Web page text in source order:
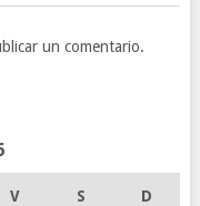
un comentario.
V S D